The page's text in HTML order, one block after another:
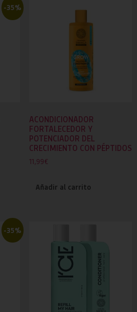
-35%
ACONDICIONADOR
FORTALECEDOR Y
POTENCIADOR DEL
CRECIMIENTO CON PÉPTIDOS
11,99€
Añadir al carrito
-35%